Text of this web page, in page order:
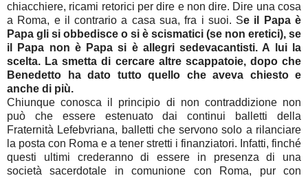
chiacchiere, ricami retorici per dire e non dire. Dire una cosa
a Roma, e il contrario a casa sua, fra i suoi. Se il Papa è
Papa gli si obbedisce o si è scismatici (se non eretici), se
il Papa non è Papa si è allegri sedevacantisti. A lui la
scelta. La smetta di cercare altre scappatoie, dopo che
Benedetto ha dato tutto quello che aveva chiesto e
anche di più.
Chiunque conosca il principio di non contraddizione non
può che essere estenuato dai continui balletti della
Fraternità Lefebvriana, balletti che servono solo a rilanciare
la posta con Roma e a tener stretti i finanziatori. Infatti, finché
questi ultimi crederanno di essere in presenza di una
società sacerdotale in comunione con Roma, pur con